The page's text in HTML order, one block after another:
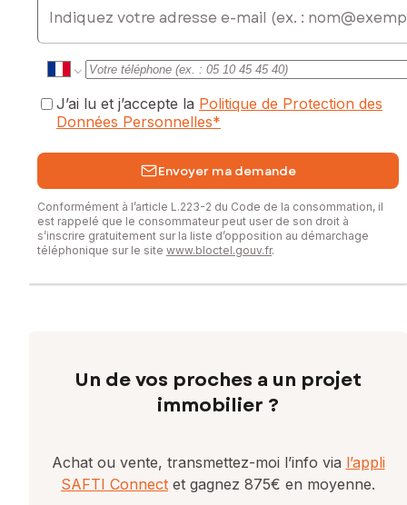
J’ai lu et j’accepte la Politique de Protection des
Données Personnelles*
Envoyer ma demande
Conformément à l’article L.223-2 du Code de la consommation, il
est rappelé que le consommateur peut user de son droit à
s’inscrire gratuitement sur la liste d’opposition au démarchage
téléphonique sur le site www.bloctel.gouv.fr.
Un de vos proches a un projet
immobilier ?
Achat ou vente, transmettez-moi l’info via l’appli
SAFTI Connect et gagnez 875€ en moyenne.